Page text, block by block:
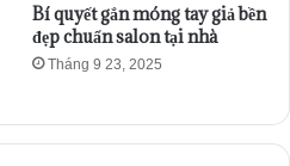
Bí quyết gắn móng tay giả bền
đẹp chuẩn salon tại nhà
Tháng 9 23, 2025